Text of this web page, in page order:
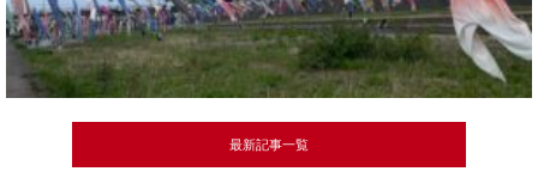
最新記事一覧